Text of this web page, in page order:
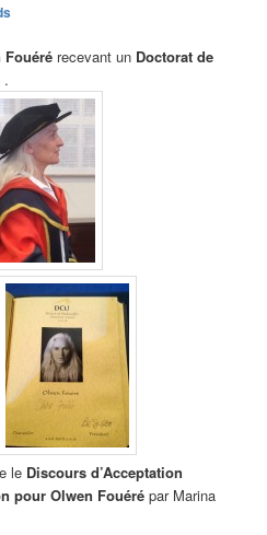
Fouéré recevant un Doctorat de
.
le Discours d’Acceptation
pour Olwen Fouéré par Marina